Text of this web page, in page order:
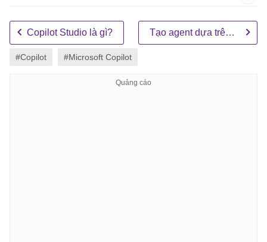
Copilot Studio là gì? Tạo agent dựa trên AI
#Copilot #Microsoft Copilot